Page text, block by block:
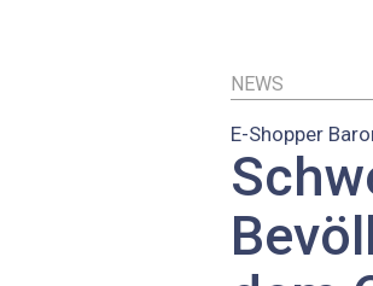
NEWS
E-Shopper